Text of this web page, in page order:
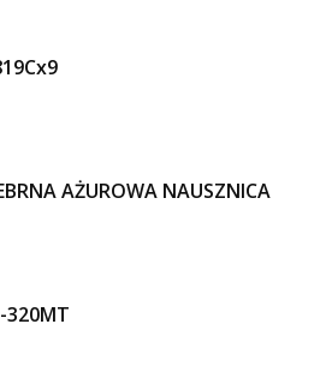
AŻUROWA NAUSZNICA
320MT